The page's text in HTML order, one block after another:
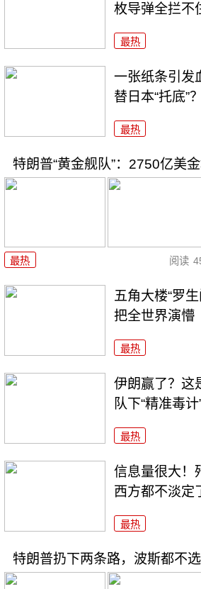
枚导弹全拦不
最热
一张纸条引发
替日本“托底”？
最热
特朗普“黄金舰队”：2750亿美
最热 阅读
五角大楼“罗
把全世界演懵
最热
伊朗赢了？这
队下“精准毒计
最热
信息量很大！
西方都不淡定
最热
特朗普扔下两条路，波斯都不